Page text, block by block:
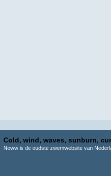
Cold, wind, waves, sunburn,
Noww is de oudste zwemwebsite van